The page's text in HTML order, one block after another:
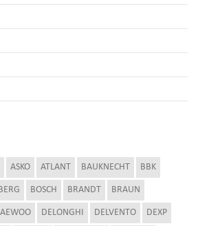
ASKO ATLANT BAUKNECHT BBK
BOSCH BRANDT BRAUN
DELONGHI DELVENTO DEXP